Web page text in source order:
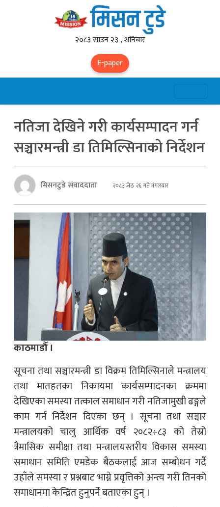
२०८३ साउन २३ , शनिबार
E-paper
नतिजा देखिने गरी कार्यसम्पादन गर्न
सञ्चारमन्त्री डा तिमिल्सिनाको निर्देशन
मिसनटुडे संवाददाता २०८३ जेठ २६ गते मंगलबार
काठमाडौँ ।
सूचना तथा सञ्चारमन्त्री डा विक्रम तिमिल्सिनाले मन्त्रालय
तथा मातहतका निकायमा कार्यसम्पादनका क्रममा
देखिएका समस्या तत्काल समाधान गरी नतिजामुखी ढङ्गले
काम गर्न निर्देशन दिएका छन् । सूचना तथा सञ्चार
मन्त्रालयको चालु आर्थिक वर्ष २०८२÷८३ को तेस्रो
त्रैमासिक समीक्षा तथा मन्त्रालयस्तरीय विकास समस्या
समाधान समिति एमडेक बैठकलाई आज सम्बोधन गर्दै
उहाँले समस्या र प्रश्नबाट भाग्ने प्रवृत्तिको अन्त्य गरी तिनको
समाधानमा केन्द्रित हुनुपर्ने बताएका हुन् ।